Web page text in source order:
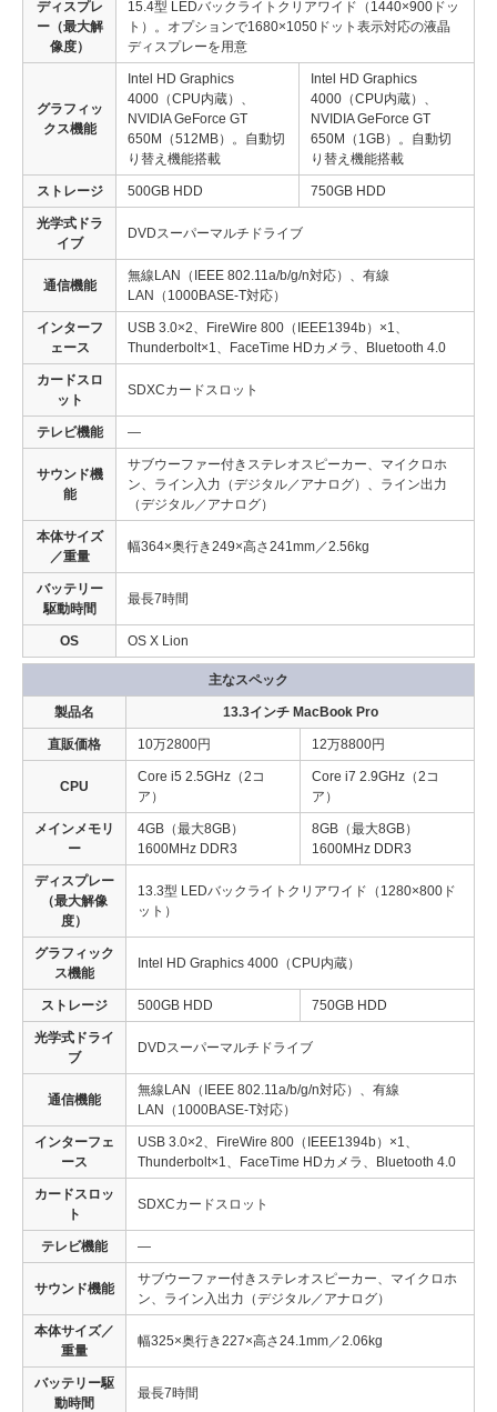
ディスプレ
ー（最大解
像度）
15.4型 LEDバックライトクリアワイド（1440×900ドッ
ト）。オプションで1680×1050ドット表示対応の液晶
ディスプレーを用意
グラフィッ
クス機能
Intel HD Graphics
4000（CPU内蔵）、
NVIDIA GeForce GT
650M（512MB）。自動切
り替え機能搭載
Intel HD Graphics
4000（CPU内蔵）、
NVIDIA GeForce GT
650M（1GB）。自動切
り替え機能搭載
ストレージ 500GB HDD 750GB HDD
光学式ドラ
イブ
DVDスーパーマルチドライブ
通信機能
無線LAN（IEEE 802.11a/b/g/n対応）、有線
LAN（1000BASE-T対応）
インターフ
ェース
USB 3.0×2、FireWire 800（IEEE1394b）×1、
Thunderbolt×1、FaceTime HDカメラ、Bluetooth 4.0
カードスロ
ット
SDXCカードスロット
テレビ機能 —
サウンド機
能
サブウーファー付きステレオスピーカー、マイクロホ
ン、ライン入力（デジタル／アナログ）、ライン出力
（デジタル／アナログ）
本体サイズ
／重量
幅364×奥行き249×高さ241mm／2.56kg
バッテリー
駆動時間
最長7時間
OS OS X Lion
主なスペック
製品名 13.3インチ MacBook Pro
直販価格 10万2800円 12万8800円
CPU
Core i5 2.5GHz（2コ
ア）
Core i7 2.9GHz（2コ
ア）
メインメモリ
ー
4GB（最大8GB）
1600MHz DDR3
8GB（最大8GB）
1600MHz DDR3
ディスプレー
（最大解像
度）
13.3型 LEDバックライトクリアワイド（1280×800ド
ット）
グラフィック
ス機能
Intel HD Graphics 4000（CPU内蔵）
ストレージ 500GB HDD 750GB HDD
光学式ドライ
ブ
DVDスーパーマルチドライブ
通信機能
無線LAN（IEEE 802.11a/b/g/n対応）、有線
LAN（1000BASE-T対応）
インターフェ
ース
USB 3.0×2、FireWire 800（IEEE1394b）×1、
Thunderbolt×1、FaceTime HDカメラ、Bluetooth 4.0
カードスロッ
ト
SDXCカードスロット
テレビ機能 —
サウンド機能
サブウーファー付きステレオスピーカー、マイクロホ
ン、ライン入出力（デジタル／アナログ）
本体サイズ／
重量
幅325×奥行き227×高さ24.1mm／2.06kg
バッテリー駆
動時間
最長7時間